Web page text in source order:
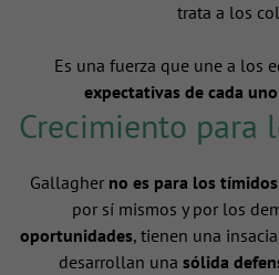
trata a los
Es una fuerza que une a los
expectativas de cada
Crecimiento para
Gallagher no es para los tímidos
por sí mismos y por los
oportunidades, tienen una
desarrollan una sólida